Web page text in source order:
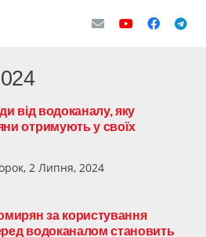
від водоканалу, яку
отримують у своїх
2 Липня, 2024
за користування
водоканалом становить